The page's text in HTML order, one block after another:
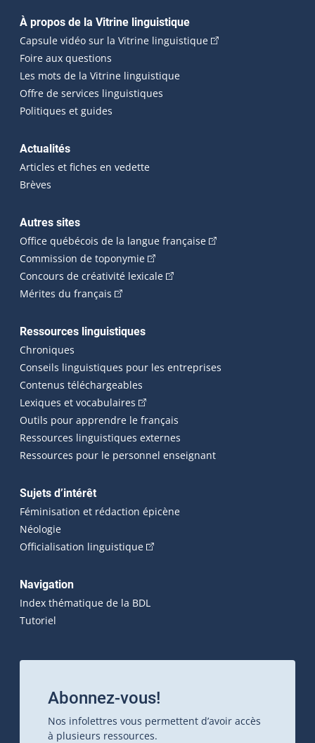
Navigation principale
À propos de la Vitrine linguistique
Capsule vidéo sur la Vitrine linguistique(Cet hyperlien
Foire aux questions
Les mots de la Vitrine linguistique
Offre de services linguistiques
Politiques et guides
Actualités
Articles et fiches en vedette
Brèves
Autres sites
Office québécois de la langue française(Cet hyperlien
Commission de toponymie(Cet hyperlien externe s'ouvrira
Concours de créativité lexicale(Cet hyperlien externe
Mérites du français (Cet hyperlien externe s'ouvrira dans une
Ressources linguistiques
Chroniques
Conseils linguistiques pour les entreprises
Contenus téléchargeables
Lexiques et vocabulaires (Cet hyperlien externe s'ouvrira
Outils pour apprendre le français
Ressources linguistiques externes
Ressources pour le personnel enseignant
Sujets d’intérêt
Féminisation et rédaction épicène
Néologie
Officialisation linguistique(Cet hyperlien externe s'ouvrira
Navigation
Index thématique de la BDL
Tutoriel
Abonnez-vous!
Nos infolettres vous permettent d’avoir accès
à plusieurs ressources.